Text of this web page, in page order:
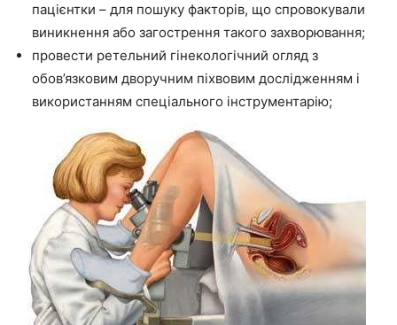
пацієнтки – для пошуку факторів, що спровокували
виникнення або загострення такого захворювання;
провести ретельний гінекологічний огляд з
обов’язковим дворучним піхвовим дослідженням і
використанням спеціального інструментарію;